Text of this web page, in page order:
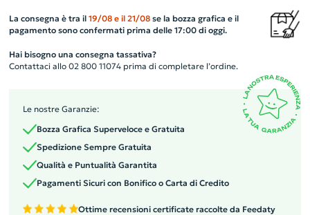
La consegna è tra il 19/08 e il 21/08se la bozza grafica e il
pagamento sono confermati prima delle 17:00 di oggi.
Hai bisogno una consegna tassativa?
Contattaci allo 02 800 11074 prima di completare l’ordine.
Le nostre Garanzie:
Bozza Grafica Superveloce e Gratuita
Spedizione Sempre Gratuita
Qualità e Puntualità Garantita
Pagamenti Sicuri con Bonifico o Carta di Credito
Ottime recensioni certificate raccolte da Feedaty